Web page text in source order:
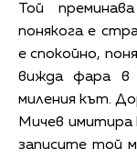
Той
понякога е
е спокойно,
вижда фара в
миления кът.
Мичев имитира
записите той